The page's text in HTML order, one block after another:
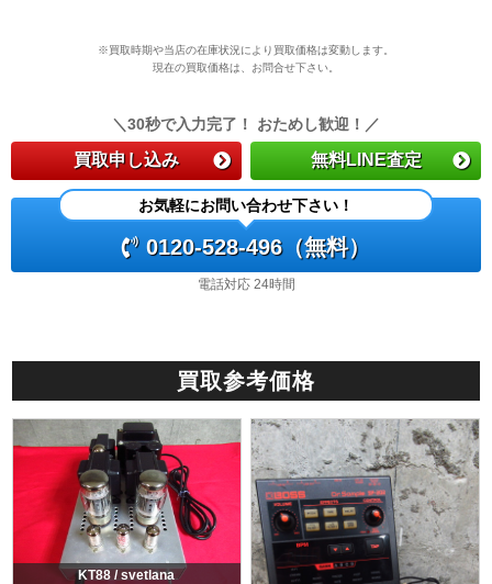
※買取時期や当店の在庫状況により買取価格は変動します。
現在の買取価格は、お問合せ下さい。
＼30秒で入力完了！ おためし歓迎！／
買取申し込み 無料LINE査定
お気軽にお問い合わせ下さい！
0120-528-496（無料）
電話対応 24時間
買取参考価格
KT88 / svetlana